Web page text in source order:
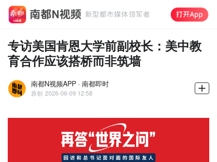
专访美国肯恩大学前副校长：美中教
育合作应该搭桥而非筑墙
南都N视频APP · 南都即时
原创 2026-06-09 12:58